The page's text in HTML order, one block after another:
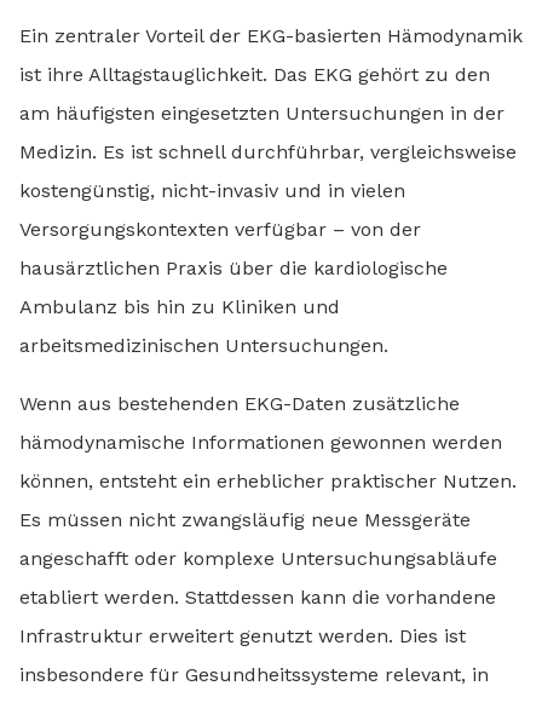
Ein zentraler Vorteil der EKG-basierten Hämodynamik
ist ihre Alltagstauglichkeit. Das EKG gehört zu den
am häufigsten eingesetzten Untersuchungen in der
Medizin. Es ist schnell durchführbar, vergleichsweise
kostengünstig, nicht-invasiv und in vielen
Versorgungskontexten verfügbar – von der
hausärztlichen Praxis über die kardiologische
Ambulanz bis hin zu Kliniken und
arbeitsmedizinischen Untersuchungen.
Wenn aus bestehenden EKG-Daten zusätzliche
hämodynamische Informationen gewonnen werden
können, entsteht ein erheblicher praktischer Nutzen.
Es müssen nicht zwangsläufig neue Messgeräte
angeschafft oder komplexe Untersuchungsabläufe
etabliert werden. Stattdessen kann die vorhandene
Infrastruktur erweitert genutzt werden. Dies ist
insbesondere für Gesundheitssysteme relevant, in